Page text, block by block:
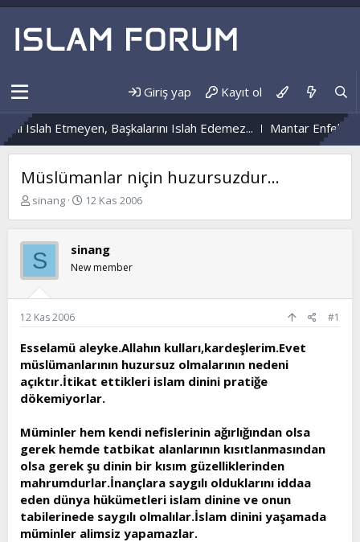
Giriş yap Kayıt ol
Islah Etmeyen, Başkalarını Islah Edemez... Mantar
Müslümanlar niçin huzursuzdur...
K
b
u
y
u
b
a
l
a
t
a
n
sinang
B
a
n
ı
a
i
h
i
12 Kas 2006
S sinang
New member
12 Kas 2006 #1
Esselamü aleyke.Allahın kulları,kardeşlerim.Evet
müslümanlarının huzursuz olmalarının nedeni
açıktır.İtikat ettikleri islam dinini pratiğe
dökemiyorlar.
Müminler hem kendi nefislerinin ağırlığından olsa
gerek hemde tatbikat alanlarının kısıtlanmasından
olsa gerek şu dinin bir kısım güzelliklerinden
mahrumdurlar.İnançlara saygılı olduklarını iddaa
eden dünya hükümetleri islam dinine ve onun
tabilerinede saygılı olmalılar.İslam dinini yaşamada
müminler alimsiz yapamazlar.